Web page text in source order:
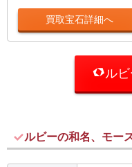
買取宝石詳細へ
ル
ルビーの和名、モー